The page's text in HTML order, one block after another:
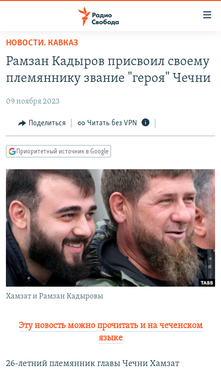
упрощенного
доступа
основному
Вернутся
главной
навигации
Вернутся
поиску
АВТОРСКИЕ ПРОЕКТЫ
ЦИТАТЫ СВОБОДЫ
МНЕНИЯ
IDEL.РЕАЛИИ
КАВКАЗ.РЕАЛИИ
СЕВЕР.РЕАЛИИ
СИБИРЬ.РЕАЛИИ
РАСПИСАНИЕ ВЕЩАНИЯ
ПОДПИШИТЕСЬ НА РАССЫЛКУ
СОЦИАЛЬНЫЕ СЕТИ
НОВОСТИ. КАВКАЗ
Рамзан Кадыров присвоил своему
племяннику звание "героя" Чечни
09 ноября 2023
Поделиться Читать без VPN
Приоритетный источник в Google
Хамзат и Рамзан Кадыровы
Эту новость можно прочитать и на чеченском
языке
26-летний племянник главы Чечни Хамзат